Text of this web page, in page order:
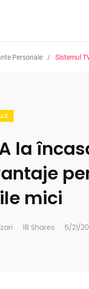
Personale Sistemul
la
mici
18 Shares 5/21/